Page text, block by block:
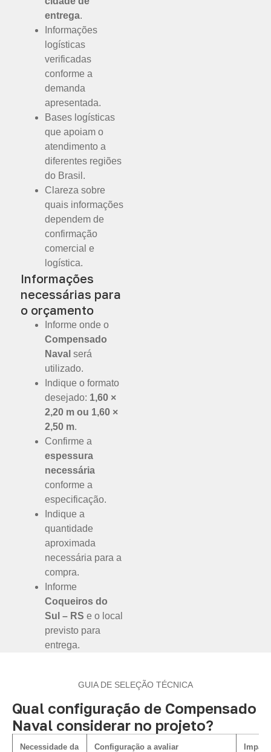
entrega.
Informações
logísticas
verificadas
conforme a
demanda
apresentada.
Bases logísticas
que apoiam o
atendimento a
diferentes regiões
do Brasil.
Clareza sobre
quais informações
dependem de
confirmação
comercial e
logística.
Informações
necessárias para
o orçamento
Informe onde o
Compensado
Naval será
utilizado.
Indique o formato
desejado: 1,60 ×
2,20 m ou 1,60 ×
2,50 m.
Confirme a
espessura
necessária
conforme a
especificação.
Indique a
quantidade
aproximada
necessária para a
compra.
Informe
Coqueiros do
Sul – RS e o local
previsto para
entrega.
GUIA DE SELEÇÃO TÉCNICA
Qual configuração de Compensado
Naval considerar no projeto?
Necessidade da
Configuração a avaliar